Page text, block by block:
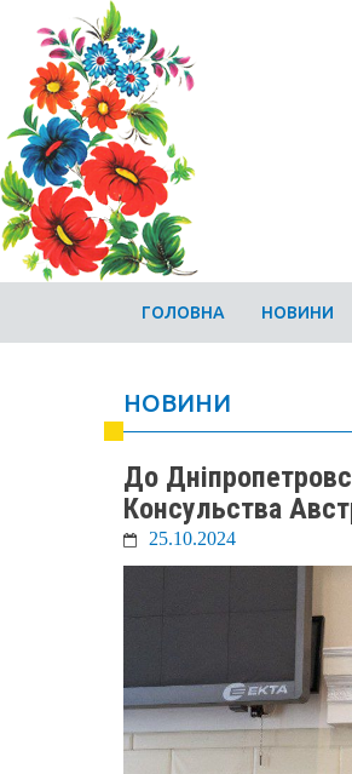
ГОЛОВНА НОВИНИ
НОВИНИ
До
Консульства
25.10.2024